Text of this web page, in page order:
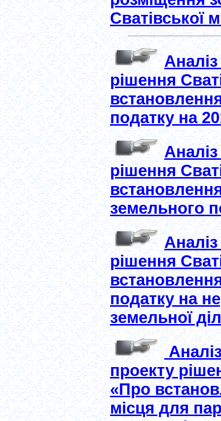
Сватівської
рішення
податку на
рішення
земельного
рішення
податку на
земельної
проекту
«Про
місця для